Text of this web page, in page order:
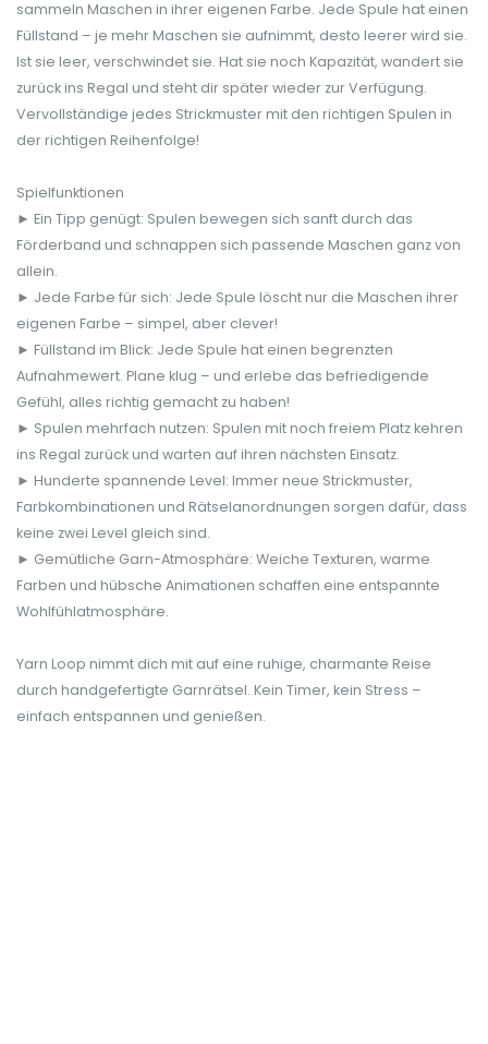
sammeln Maschen in ihrer eigenen Farbe. Jede Spule hat einen
Füllstand – je mehr Maschen sie aufnimmt, desto leerer wird sie.
Ist sie leer, verschwindet sie. Hat sie noch Kapazität, wandert sie
zurück ins Regal und steht dir später wieder zur Verfügung.
Vervollständige jedes Strickmuster mit den richtigen Spulen in
der richtigen Reihenfolge!
Spielfunktionen
► Ein Tipp genügt: Spulen bewegen sich sanft durch das
Förderband und schnappen sich passende Maschen ganz von
allein.
► Jede Farbe für sich: Jede Spule löscht nur die Maschen ihrer
eigenen Farbe – simpel, aber clever!
► Füllstand im Blick: Jede Spule hat einen begrenzten
Aufnahmewert. Plane klug – und erlebe das befriedigende
Gefühl, alles richtig gemacht zu haben!
► Spulen mehrfach nutzen: Spulen mit noch freiem Platz kehren
ins Regal zurück und warten auf ihren nächsten Einsatz.
► Hunderte spannende Level: Immer neue Strickmuster,
Farbkombinationen und Rätselanordnungen sorgen dafür, dass
keine zwei Level gleich sind.
► Gemütliche Garn-Atmosphäre: Weiche Texturen, warme
Farben und hübsche Animationen schaffen eine entspannte
Wohlfühlatmosphäre.
Yarn Loop nimmt dich mit auf eine ruhige, charmante Reise
durch handgefertigte Garnrätsel. Kein Timer, kein Stress –
einfach entspannen und genießen.